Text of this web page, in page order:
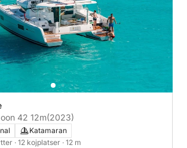
Lagoon 42 12m(2023)
Katamaran
· 12 kojplatser · 12 m